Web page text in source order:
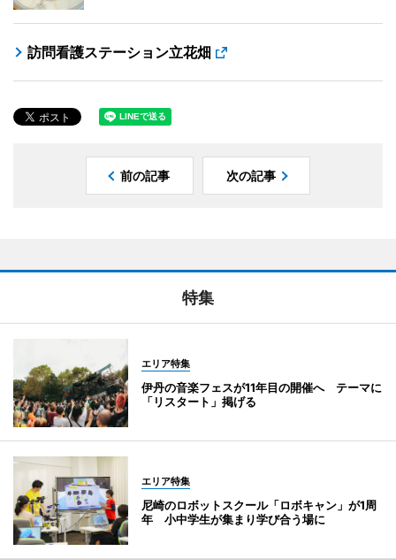
訪問看護ステーション立花畑
前の記事 次の記事
特集
エリア特集
伊丹の音楽フェスが11年目の開催へ テーマに
「リスタート」掲げる
エリア特集
尼崎のロボットスクール「ロボキャン」が1周
年 小中学生が集まり学び合う場に